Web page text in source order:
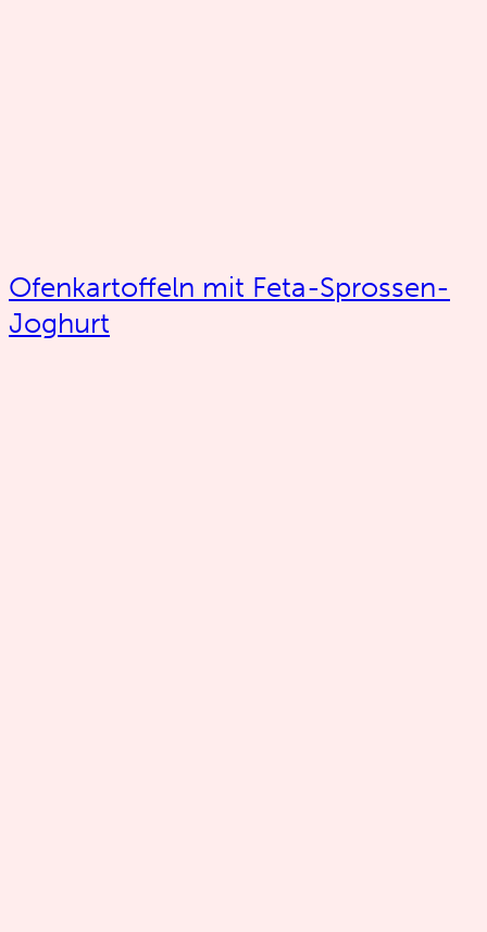
Ofenkartoffeln mit Feta-Sprossen-
Joghurt